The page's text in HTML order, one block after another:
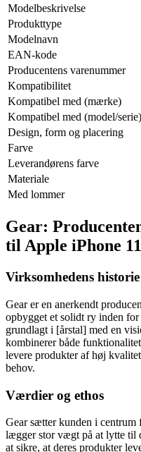
Modelbeskrivelse
Produkttype
Modelnavn
EAN-kode
Producentens varenummer
Kompatibilitet
Kompatibel med (mærke)
Kompatibel med (model/serie)
Design, form og placering
Farve
Leverandørens farve
Materiale
Med lommer
Gear:
til Apple iPhone 11
Virksomhedens historie
Gear er en anerkendt
opbygget et solidt ry inden
grundlagt i [årstal] med en
kombinerer både
levere produkter af høj
behov.
Værdier og ethos
Gear sætter kunden i centrum
lægger stor vægt på at lytte til
at sikre, at deres produkter